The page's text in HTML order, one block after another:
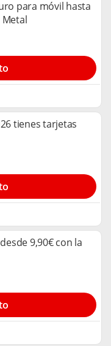
para móvil hasta
Metal
tienes tarjetas
9,90€ con la